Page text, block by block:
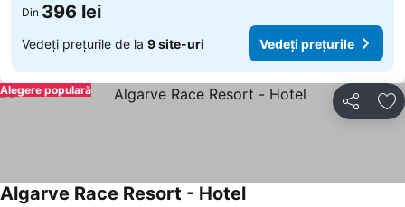
Din 396 lei
Vedeți prețurile de la 9 site-uri Vedeți prețurile
Distribuiți
Alegere populară
Algarve Race Resort - Hotel